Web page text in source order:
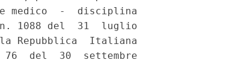
medico  -  disciplina
1088 del  31  luglio
Repubblica  Italiana
del  30  settembre